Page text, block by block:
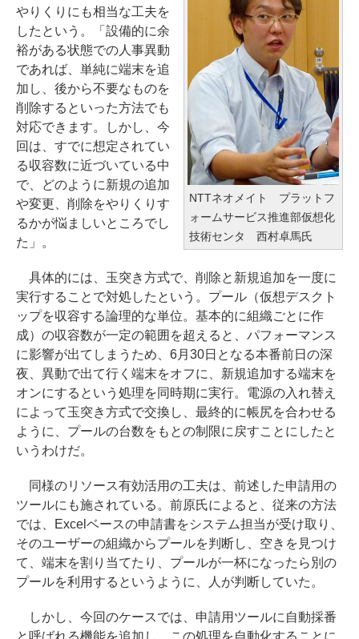
NTTネオメイト プラットフ
ォームサービス推進部仮想化
技術センタ 西村卓馬氏
やりくりにも相当な工夫を
したという。「設備的に余
裕がある状態での人事異動
であれば、単純に端末を追
加し、後から不要なものを
削除するといった方法でも
対応できます。しかし、今
回は、すでに想定されてい
る収容数に近づいている中
で、どのように新規の追加
や変更、削除をやりくりす
るかが悩ましいところでし
た」。
具体的には、玉突き方式で、削除と新規追加を一度に
実行することで対処したという。プール（仮想デスクト
ップを収容する論理的な単位。基本的に組織ごとに作
成）の収容数が一定の範囲を超えると、パフォーマンス
に影響が出てしまうため、6月30日となる本番前日の深
夜、異動で出て行く端末をオフに、新規追加する端末を
オンにするという処理を同時期に実行。電源の入れ替え
によって玉突き方式で交換し、最終的に帳尻を合わせる
ように、プールの台数をもとの制限に戻すことにしたと
いうわけだ。
同様のリソース有効活用の工夫は、前述した申請用の
ツールにも施されている。前原氏によると、従来の方法
では、Excelベースの申請書をシステム担当が受け取り、
そのユーザーの組織からプールを判断し、空きを見つけ
て、端末を割り当てたり、プールが一杯になったら別の
プールを利用するというように、人が判断していた。
しかし、今回のケースでは、申請用ツールに自動採番
と呼ばれる機能を追加し、この処理を自動化することに